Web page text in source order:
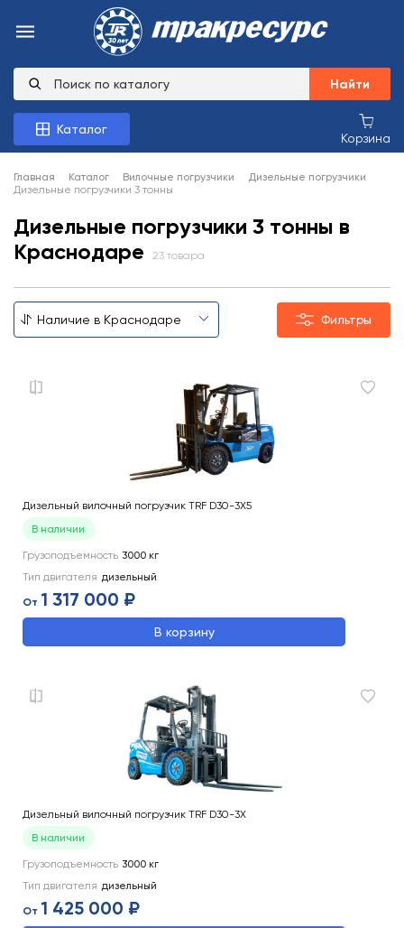
Найти
Каталог
Корзина
Главная Каталог Вилочные погрузчики
Дизельные погрузчики
Дизельные погрузчики 3 тонны
Дизельные погрузчики 3 тонны в
Краснодаре
23 товара
Фильтры
Дизельный вилочный погрузчик TRF D30-3X5
В наличии
Грузоподъемность 3000 кг
Тип двигателя дизельный
От 1 317 000 ₽
В корзину
Дизельный вилочный погрузчик TRF D30-3X
В наличии
Грузоподъемность 3000 кг
Тип двигателя дизельный
От 1 425 000 ₽